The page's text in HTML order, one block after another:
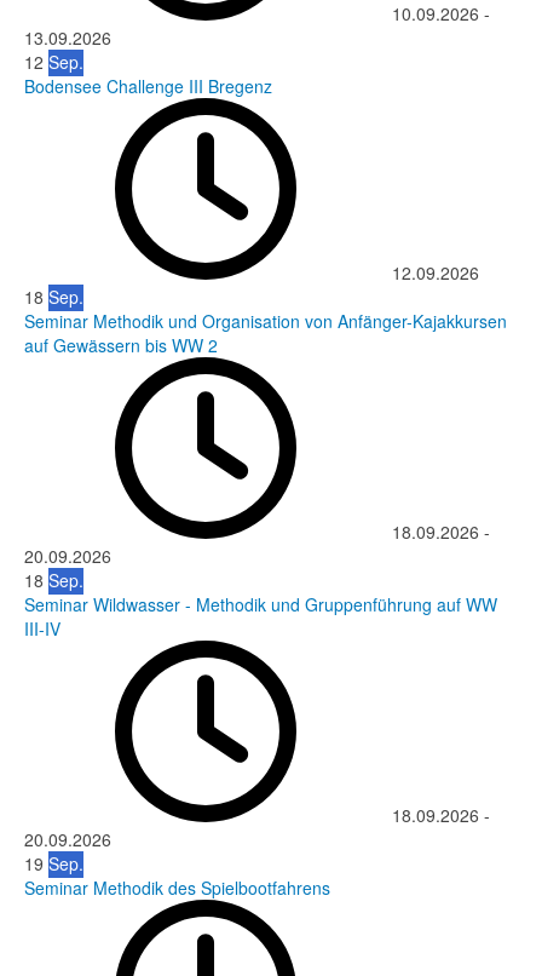
10.09.2026 -
13.09.2026
12 Sep.
Bodensee Challenge III Bregenz
12.09.2026
18 Sep.
Seminar Methodik und Organisation von Anfänger-Kajakkursen
auf Gewässern bis WW 2
18.09.2026 -
20.09.2026
18 Sep.
Seminar Wildwasser - Methodik und Gruppenführung auf WW
III-IV
18.09.2026 -
20.09.2026
19 Sep.
Seminar Methodik des Spielbootfahrens